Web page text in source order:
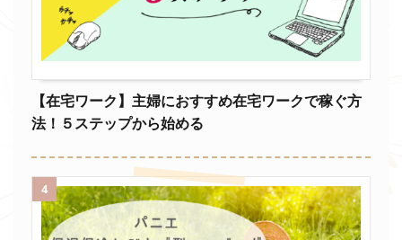
【在宅ワーク】主婦におすすめ在宅ワークで稼ぐ方
法！５ステップから始める
4